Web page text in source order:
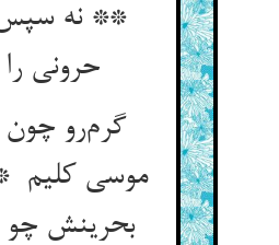
** نه
گرم‌رو
موسی کلیم
بحرینش چو